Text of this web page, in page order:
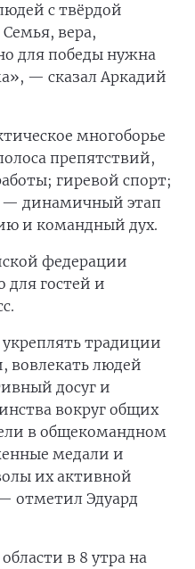
с твёрдой
вера,
для победы нужна
— сказал Аркадий
многоборье
препятствий,
гиревой спорт;
— динамичный этап
и командный дух.
федерации
для гостей и
традиции
вовлекать людей
досуг и
вокруг общих
в общекомандном
медали и
их активной
отметил Эдуард
в 8 утра на